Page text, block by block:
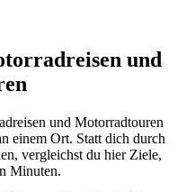
und
und Motorradtouren
einem Ort. Statt dich durch
vergleichst du hier Ziele,
Minuten.